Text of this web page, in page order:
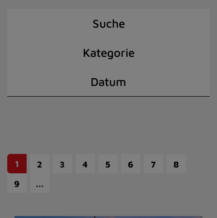
Suche
Kategorie
Datum
1 2 3 4 5 6 7
8
9
…